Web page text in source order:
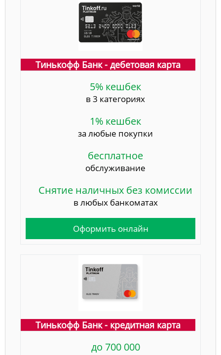
Тинькофф Банк - дебетовая карта
5% кешбек
в 3 категориях
1% кешбек
за любые покупки
бесплатное
обслуживание
Снятие наличных без комиссии
в любых банкоматах
Оформить онлайн
Тинькофф Банк - кредитная карта
до 700 000